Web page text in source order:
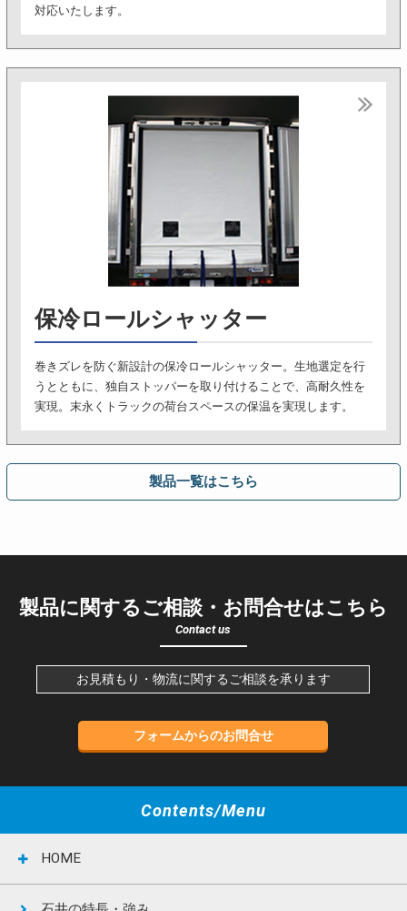
対応いたします。
保冷ロールシャッター
巻きズレを防ぐ新設計の保冷ロールシャッター。生地選定を行
うとともに、独自ストッパーを取り付けることで、高耐久性を
実現。末永くトラックの荷台スペースの保温を実現します。
製品一覧はこちら
製品に関するご相談・お問合せはこちら
Contact us
お見積もり・物流に関するご相談を承ります
フォームからのお問合せ
Contents/Menu
HOME